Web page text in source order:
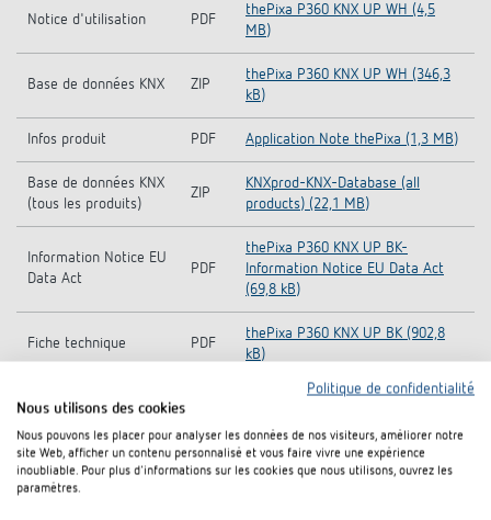
Notice d'utilisation PDF
thePixa P360 KNX UP WH (4,5
MB)
Base de données KNX ZIP
thePixa P360 KNX UP WH (346,3
kB)
Infos produit PDF Application Note thePixa (1,3 MB)
Base de données KNX
(tous les produits)
ZIP
KNXprod-KNX-Database (all
products) (22,1 MB)
Information Notice EU
Data Act
PDF
thePixa P360 KNX UP BK-
Information Notice EU Data Act
(69,8 kB)
Fiche technique PDF
thePixa P360 KNX UP BK (902,8
kB)
Brochure
Capteur optique thePixa KNX -
Politique de confidentialité
Nous utilisons des cookies
Nous pouvons les placer pour analyser les données de nos visiteurs, améliorer notre
site Web, afficher un contenu personnalisé et vous faire vivre une expérience
inoubliable. Pour plus d'informations sur les cookies que nous utilisons, ouvrez les
paramètres.